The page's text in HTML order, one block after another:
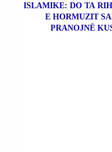
ISLAMIKE: DO TA
E HORMUZIT
PRANOJNË